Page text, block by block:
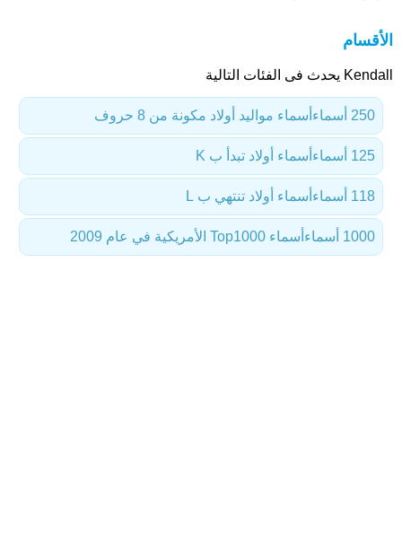
الأقسام
Kendall يحدث فى الفئات التالية
أسماء مواليد أولاد مكونة من 8 حروف 250 أسماء
أسماء أولاد تبدأ ب K 125 أسماء
أسماء أولاد تنتهي ب L 118 أسماء
أسماء Top1000 الأمريكية في عام 2009 1000 أسماء